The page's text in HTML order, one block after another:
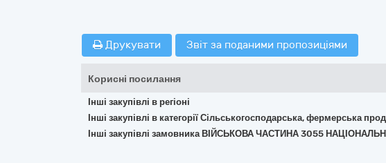
Друкувати Звіт за поданими пропозиціями
Корисні посилання
Інші закупівлі в регіоні
Інші закупівлі в категорії Сільськогосподарська, фермерська
Інші закупівлі замовника ВІЙСЬКОВА ЧАСТИНА 3055